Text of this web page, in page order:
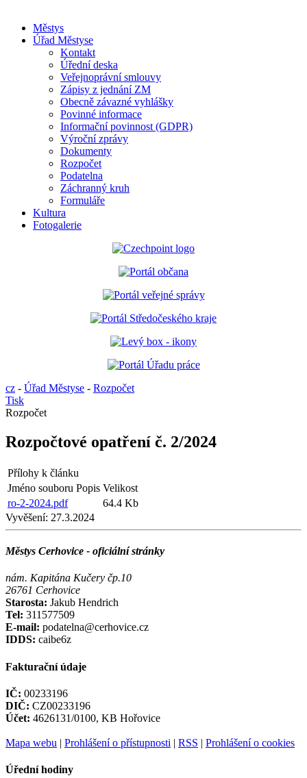
Městys
Úřad Městyse
Kontakt
Úřední deska
Veřejnoprávní smlouvy
Zápisy z jednání ZM
Obecně závazné vyhlášky
Povinné informace
Informační povinnost (GDPR)
Výroční zprávy
Dokumenty
Rozpočet
Podatelna
Záchranný kruh
Formuláře
Kultura
Fotogalerie
cz - Úřad Městyse - Rozpočet
Tisk
Rozpočet
Rozpočtové opatření č. 2/2024
Přílohy k článku
Jméno souboru Popis Velikost
ro-2-2024.pdf
64.4 Kb
Vyvěšení: 27.3.2024
Městys Cerhovice - oficiální stránky
nám. Kapitána Kučery čp.10
26761 Cerhovice
Starosta: Jakub Hendrich
Tel: 311577509
E-mail: podatelna@cerhovice.cz
IDDS: caibe6z
Fakturační údaje
IČ: 00233196
DIČ: CZ00233196
Účet: 4626131/0100, KB Hořovice
Mapa webu | Prohlášení o přístupnosti | RSS | Prohlášení o cookies
Úřední hodiny